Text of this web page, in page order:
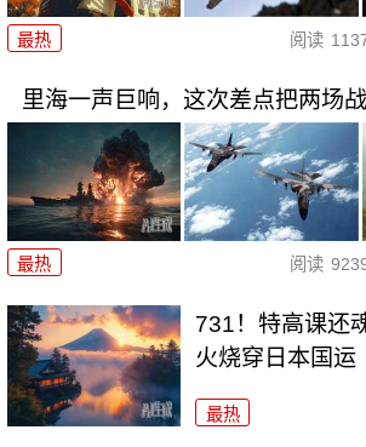
最热 阅读
里海一声巨响，这次差点把两场
最热 阅读
731！特高课还
火烧穿日本国运
最热